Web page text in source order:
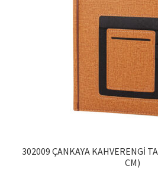
302009 ÇANKAYA KAHVERENGİ
CM)